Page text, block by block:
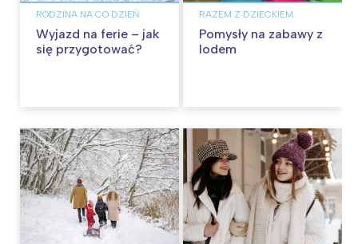
RODZINA NA CO DZIEŃ
Wyjazd na ferie – jak
się przygotować?
RAZEM Z DZIECKIEM
Pomysły na zabawy z
lodem